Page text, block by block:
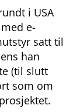
i USA
e-
satt til
han
(til slutt
som om